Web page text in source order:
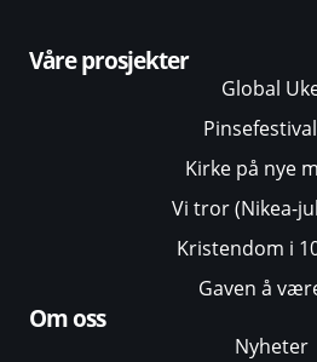
Våre prosjekter
Global
Kirke på nye
Vi tror (Nikea-
Kristendom i
Gaven å
Om oss
Nyheter